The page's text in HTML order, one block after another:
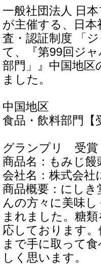
一般社団法人 日
が主催する、日
査・認証制度 「
て、『第99回ジ
部門」』中国地
ました。
中国地区
食品・飲料部門【
グランプリ 受賞
商品名：もみじ饅
会社名：株式会社
商品概要：にし
んの方々に美味
まれました。糖
応しております
まで手に取って
しく思います。